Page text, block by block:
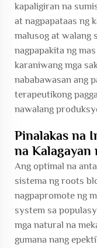
kapaligiran na
at nagpapataas ng
malusog at walang
nagpapakita ng
karaniwang mga
nababawasan ang
terapeutikong
nawalang
Pinalakas na
na Kalagayan
Ang optimal na
sistema ng roots
nagpapromote ng
system sa
mga natural na
gumana nang